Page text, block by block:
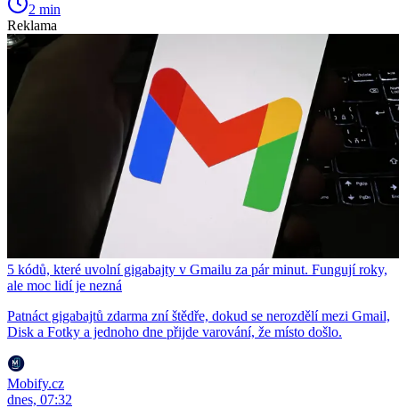
2 min
Reklama
5 kódů, které uvolní gigabajty v Gmailu za pár minut. Fungují roky,
ale moc lidí je nezná
Patnáct gigabajtů zdarma zní štědře, dokud se nerozdělí mezi Gmail,
Disk a Fotky a jednoho dne přijde varování, že místo došlo.
Mobify.cz
dnes, 07:32